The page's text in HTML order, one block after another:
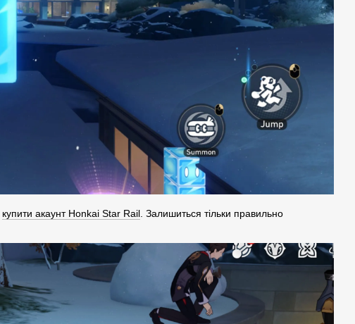
купити акаунт Honkai Star Rail. Залишиться тільки правильно